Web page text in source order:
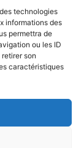
technologies
informations des
permettra de
ou les ID
son
caractéristiques
Google